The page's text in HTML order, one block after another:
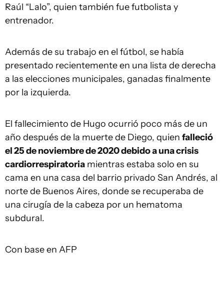
Raúl “Lalo”, quien también fue futbolista y
entrenador.
Además de su trabajo en el fútbol, se había
presentado recientemente en una lista de derecha
a las elecciones municipales, ganadas finalmente
por la izquierda.
El fallecimiento de Hugo ocurrió poco más de un
año después de la muerte de Diego, quien falleció
el 25 de noviembre de 2020 debido a una crisis
cardiorrespiratoria mientras estaba solo en su
cama en una casa del barrio privado San Andrés, al
norte de Buenos Aires, donde se recuperaba de
una cirugía de la cabeza por un hematoma
subdural.
Con base en AFP